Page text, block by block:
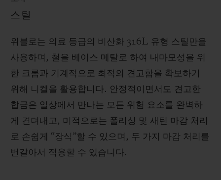
스틸
위블로는 의료 등급의 비산화 316L 유형 스틸만을
사용하며, 철을 베이스 메탈로 하여 내마모성을 위
한 크롬과 기계적으로 최적의 견고함을 확보하기
위해 니켈을 활용합니다. 안정적이면서도 견고한
합금은 일상에서 만나는 모든 위험 요소를 완벽하
게 견뎌내고, 미적으로는 폴리싱 및 새틴 마감 처리
로 손쉽게 “장식”할 수 있으며, 두 가지 마감 처리를
번갈아서 적용할 수 있습니다.